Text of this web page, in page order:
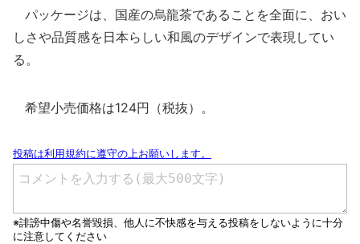
パッケージは、国産の烏龍茶であることを全面に、おい
しさや品質感を日本らしい和風のデザインで表現してい
る。
希望小売価格は124円（税抜）。